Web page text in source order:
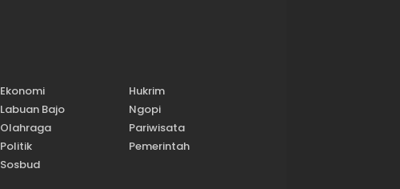
Ekonomi
Hukrim
Labuan Bajo
Ngopi
Olahraga
Pariwisata
Politik
Pemerintah
Sosbud